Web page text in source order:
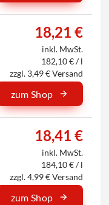
18,21 €
inkl. MwSt.
182,10 € / l
zzgl. 3,49 € Versand
zum Shop
18,41 €
inkl. MwSt.
184,10 € / l
zzgl. 4,99 € Versand
zum Shop